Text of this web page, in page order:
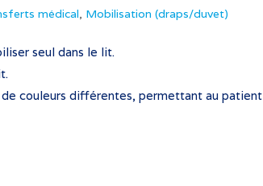
médical, Mobilisation (draps/duvet)
seul dans le lit.
couleurs différentes, permettant au